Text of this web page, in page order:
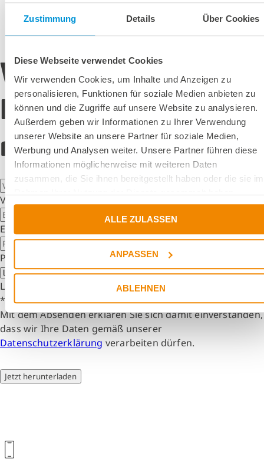
Zustimmung Details Über Cookies
Diese Webseite verwendet Cookies
Wir verwenden Cookies, um Inhalte und Anzeigen zu
personalisieren, Funktionen für soziale Medien anbieten zu
können und die Zugriffe auf unsere Website zu analysieren.
Außerdem geben wir Informationen zu Ihrer Verwendung
unserer Website an unsere Partner für soziale Medien,
Werbung und Analysen weiter. Unsere Partner führen diese
Informationen möglicherweise mit weiteren Daten
zusammen, die Sie ihnen bereitgestellt haben oder die sie im
Rahmen Ihrer Nutzung der Dienste gesammelt haben.
ALLE ZULASSEN
ANPASSEN
ABLEHNEN
Whitepaper
Download - Mini and
microLED displays
Vorname
E-Mail
PLZ
Land
* Pflichtfelder
Mit dem Absenden erklären Sie sich damit einverstanden,
dass wir Ihre Daten gemäß unserer
Datenschutzerklärung verarbeiten dürfen.
Jetzt herunterladen